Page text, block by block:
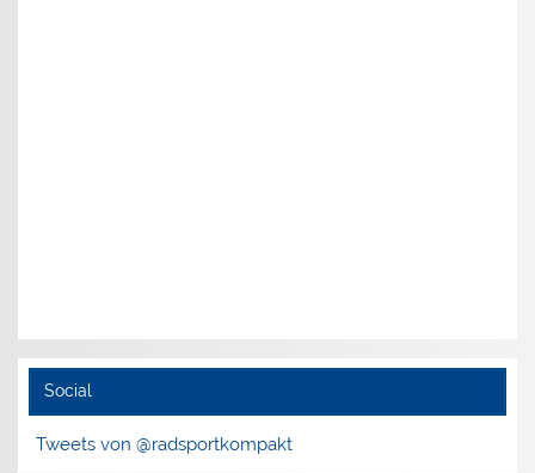
Social
Tweets von @radsportkompakt